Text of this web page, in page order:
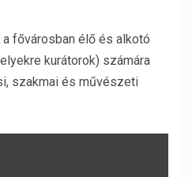
fővárosban élő és alkotó
kurátorok) számára
szakmai és művészeti